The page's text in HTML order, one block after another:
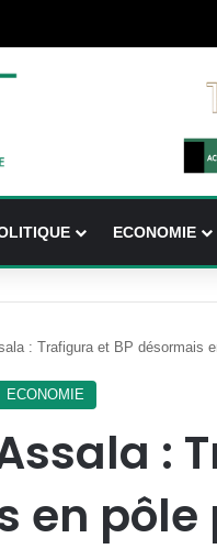
ECONOMIE
: Trafigura et BP désormais
ECONOMIE
:
en pôle